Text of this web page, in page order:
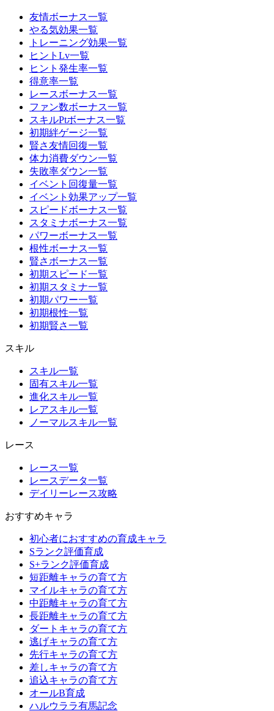
友情ボーナス一覧
やる気効果一覧
トレーニング効果一覧
ヒントLv一覧
ヒント発生率一覧
得意率一覧
レースボーナス一覧
ファン数ボーナス一覧
スキルPtボーナス一覧
初期絆ゲージ一覧
賢さ友情回復一覧
体力消費ダウン一覧
失敗率ダウン一覧
イベント回復量一覧
イベント効果アップ一覧
スピードボーナス一覧
スタミナボーナス一覧
パワーボーナス一覧
根性ボーナス一覧
賢さボーナス一覧
初期スピード一覧
初期スタミナ一覧
初期パワー一覧
初期根性一覧
初期賢さ一覧
スキル
スキル一覧
固有スキル一覧
進化スキル一覧
レアスキル一覧
ノーマルスキル一覧
レース
レース一覧
レースデータ一覧
デイリーレース攻略
おすすめキャラ
初心者におすすめの育成キャラ
Sランク評価育成
S+ランク評価育成
短距離キャラの育て方
マイルキャラの育て方
中距離キャラの育て方
長距離キャラの育て方
ダートキャラの育て方
逃げキャラの育て方
先行キャラの育て方
差しキャラの育て方
追込キャラの育て方
オールB育成
ハルウララ有馬記念